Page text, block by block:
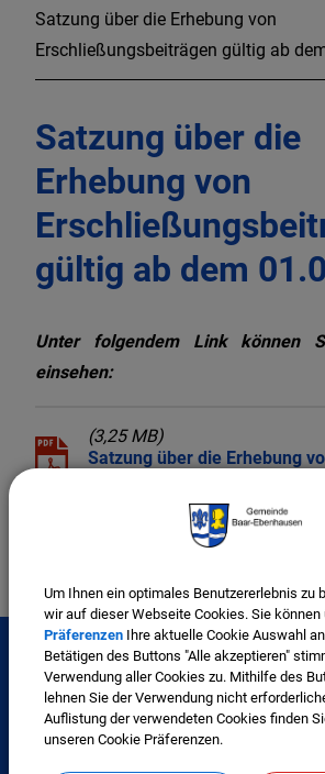
Satzung über die Erhebung von
Erschließungsbeiträgen gültig ab
Satzung über die
Erhebung von
gültig ab dem
Unter folgendem Link können
einsehen:
(3,25 MB)
Satzung über die Erhebung
Interessante Links
Um Ihnen ein optimales Benutzererlebnis zu
wir auf dieser Webseite Cookies. Sie können
Präferenzen Ihre aktuelle Cookie Auswahl
Betätigen des Buttons "Alle akzeptieren"
Verwendung aller Cookies zu. Mithilfe des
lehnen Sie der Verwendung nicht
Auflistung der verwendeten Cookies finden
unseren Cookie Präferenzen.